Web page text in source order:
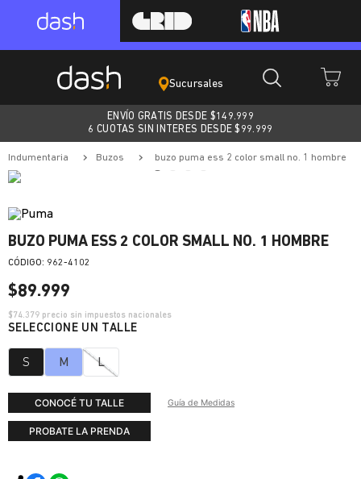
Sucursales
ENVÍO GRATIS DESDE $149.999
6 CUOTAS SIN INTERES DESDE $99.999
indumentaria buzos buzo puma ess 2 color small no. 1 hombre
BUZO PUMA ESS 2 COLOR SMALL NO. 1 HOMBRE
: 962-4102
$89.999
$74.379 precio sin impuestos nacionales
S M L
CONOCÉ TU TALLE Guía de Medidas
PROBATE LA PRENDA